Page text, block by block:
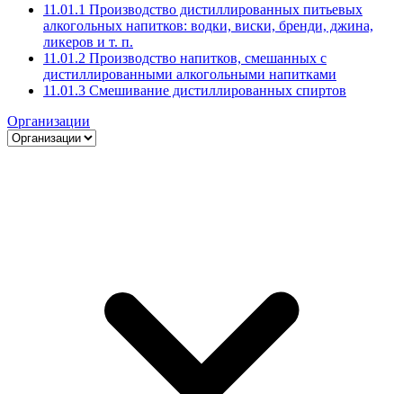
11.01.1 Производство дистиллированных питьевых
алкогольных напитков: водки, виски, бренди, джина,
ликеров и т. п.
11.01.2 Производство напитков, смешанных с
дистиллированными алкогольными напитками
11.01.3 Смешивание дистиллированных спиртов
Организации